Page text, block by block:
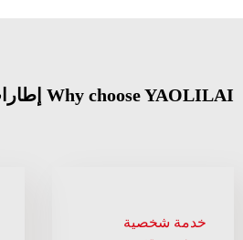
Why choose YAOLILAI إطارات شاحنات للبيع?
خدمة شخصية